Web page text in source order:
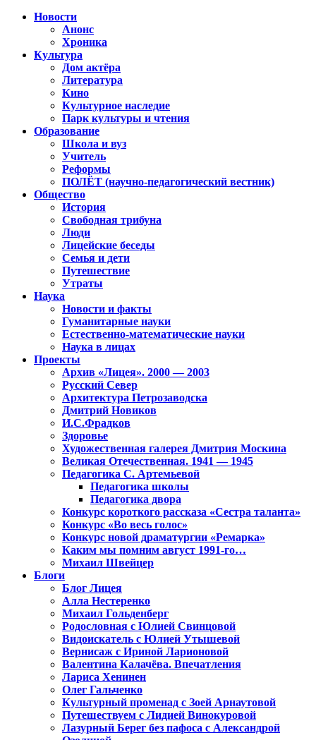
Новости
Анонс
Хроника
Культура
Дом актёра
Литература
Кино
Культурное наследие
Парк культуры и чтения
Образование
Школа и вуз
Учитель
Реформы
ПОЛЁТ (научно-педагогический вестник)
Общество
История
Свободная трибуна
Люди
Лицейские беседы
Семья и дети
Путешествие
Утраты
Наука
Новости и факты
Гуманитарные науки
Естественно-математические науки
Наука в лицах
Проекты
Архив «Лицея». 2000 — 2003
Русский Север
Архитектура Петрозаводска
Дмитрий Новиков
И.С.Фрадков
Здоровье
Художественная галерея Дмитрия Москина
Великая Отечественная. 1941 — 1945
Педагогика С. Артемьевой
Педагогика школы
Педагогика двора
Конкурс короткого рассказа «Сестра таланта»
Конкурс «Во весь голос»
Конкурс новой драматургии «Ремарка»
Каким мы помним август 1991-го…
Михаил Швейцер
Блоги
Блог Лицея
Алла Нестеренко
Михаил Гольденберг
Родословная с Юлией Свинцовой
Видоискатель с Юлией Утышевой
Вернисаж с Ириной Ларионовой
Валентина Калачёва. Впечатления
Лариса Хенинен
Олег Гальченко
Культурный променад с Зоей Арнаутовой
Путешествуем с Лидией Винокуровой
Лазурный Берег без пафоса с Александрой